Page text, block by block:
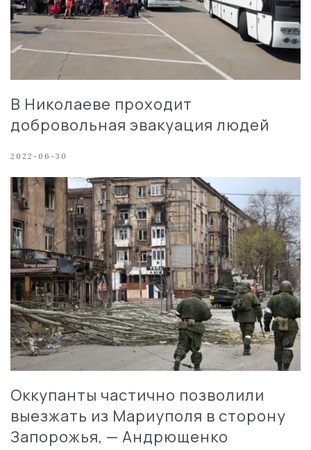
В Николаеве проходит
добровольная эвакуация людей
2022-06-30
Оккупанты частично позволили
выезжать из Мариуполя в сторону
Запорожья, — Андрющенко